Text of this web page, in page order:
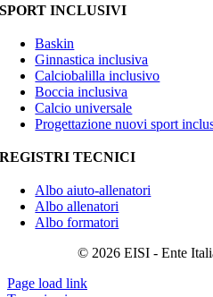
SPORT INCLUSIVI
Baskin
Ginnastica inclusiva
Calciobalilla inclusivo
Boccia inclusiva
Calcio universale
Progettazione nuovi sport
REGISTRI TECNICI
Albo aiuto-allenatori
Albo allenatori
Albo formatori
© 2026 EISI - Ente
Page load link